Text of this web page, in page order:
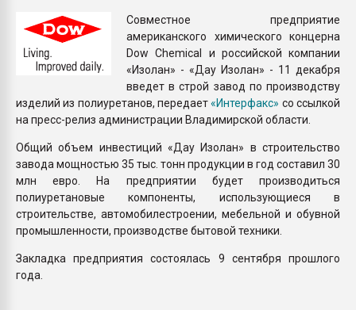
Совместное предприятие
американского химического концерна
Dow Chemical и российской компании
«Изолан» - «Дау Изолан» - 11 декабря
введет в строй завод по производству
изделий из полиуретанов, передает«Интерфакс» со ссылкой
на пресс-релиз администрации Владимирской области.
Общий объем инвестиций «Дау Изолан» в строительство
завода мощностью 35 тыс. тонн продукции в год составил 30
млн евро. На предприятии будет производиться
полиуретановые компоненты, использующиеся в
строительстве, автомобилестроении, мебельной и обувной
промышленности, производстве бытовой техники.
Закладка предприятия состоялась 9 сентября прошлого
года.